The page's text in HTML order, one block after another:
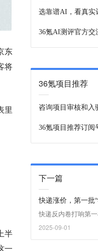
东
将
里
半
一
选靠谱AI，看真实
36氪AI测评官方交
36氪项目推荐
咨询项目审核和入
36氪项目推荐订阅
下一篇
快递涨价，第一批
快递反内卷打响第
2025-09-01